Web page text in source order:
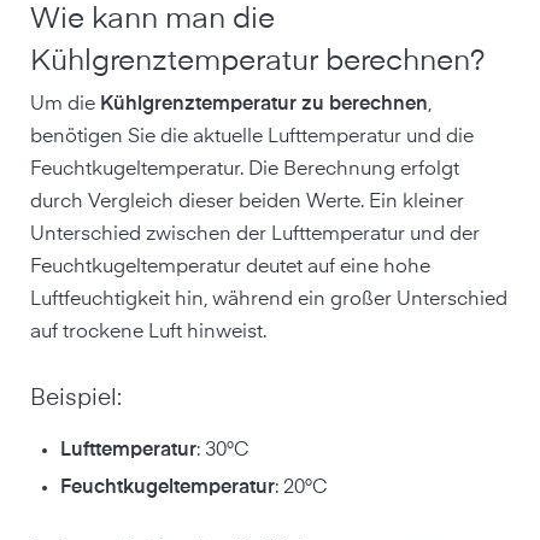
Wie kann man die
Kühlgrenztemperatur berechnen?
Um die Kühlgrenztemperatur zu berechnen,
benötigen Sie die aktuelle Lufttemperatur und die
Feuchtkugeltemperatur. Die Berechnung erfolgt
durch Vergleich dieser beiden Werte. Ein kleiner
Unterschied zwischen der Lufttemperatur und der
Feuchtkugeltemperatur deutet auf eine hohe
Luftfeuchtigkeit hin, während ein großer Unterschied
auf trockene Luft hinweist.
Beispiel:
Lufttemperatur: 30°C
Feuchtkugeltemperatur: 20°C